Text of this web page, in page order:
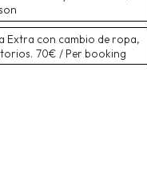
Extra con cambio de ropa,
70€ / Per booking